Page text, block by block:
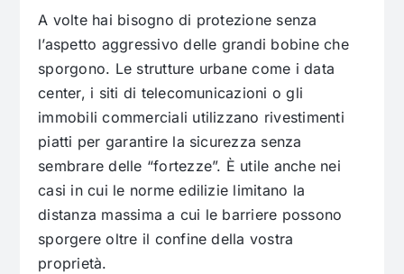
A volte hai bisogno di protezione senza
l’aspetto aggressivo delle grandi bobine che
sporgono. Le strutture urbane come i data
center, i siti di telecomunicazioni o gli
immobili commerciali utilizzano rivestimenti
piatti per garantire la sicurezza senza
sembrare delle “fortezze”. È utile anche nei
casi in cui le norme edilizie limitano la
distanza massima a cui le barriere possono
sporgere oltre il confine della vostra
proprietà.